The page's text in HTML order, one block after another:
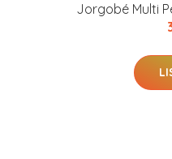
Jorgobé Multi